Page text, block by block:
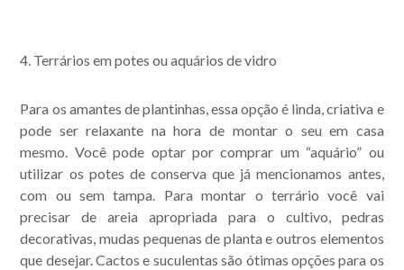
4. Terrários em potes ou aquários de vidro
Para os amantes de plantinhas, essa opção é linda, criativa e
pode ser relaxante na hora de montar o seu em casa
mesmo. Você pode optar por comprar um “aquário” ou
utilizar os potes de conserva que já mencionamos antes,
com ou sem tampa. Para montar o terrário você vai
precisar de areia apropriada para o cultivo, pedras
decorativas, mudas pequenas de planta e outros elementos
que desejar. Cactos e suculentas são ótimas opções para os